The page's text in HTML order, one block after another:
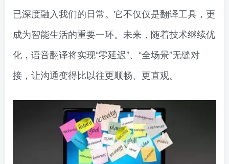
已深度融入我们的日常。它不仅仅是翻译工具，更
成为智能生活的重要一环。未来，随着技术继续优
化，语音翻译将实现“零延迟”、“全场景”无缝对
接，让沟通变得比以往更顺畅、更直观。